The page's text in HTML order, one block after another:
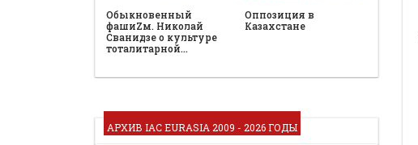
Обыкновенный
фашиZм. Николай
Сванидзе о культуре
тоталитарной…
Оппозиция в
Казахстане
АРХИВ IAC EURASIA 2009 - 2026 ГОДЫ